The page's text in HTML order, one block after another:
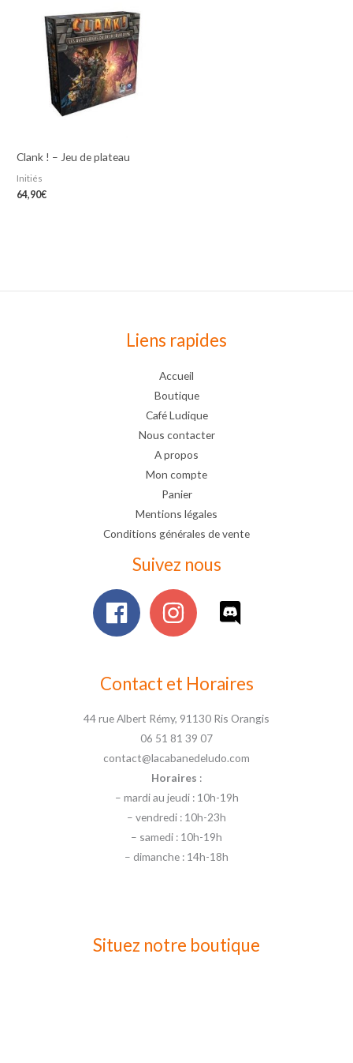
Clank ! – Jeu de plateau
Initiés
64,90€
Liens rapides
Accueil
Boutique
Café Ludique
Nous contacter
A propos
Mon compte
Panier
Mentions légales
Conditions générales de vente
Suivez nous
Contact et Horaires
44 rue Albert Rémy, 91130 Ris Orangis
06 51 81 39 07
contact@lacabanedeludo.com
Horaires :
– mardi au jeudi : 10h-19h
– vendredi : 10h-23h
– samedi : 10h-19h
– dimanche : 14h-18h
Situez notre boutique